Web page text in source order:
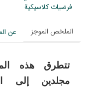
فرضيات كلاسيكية
الملخص الموجز عن
تتطرق هذه
مجلدين إلى